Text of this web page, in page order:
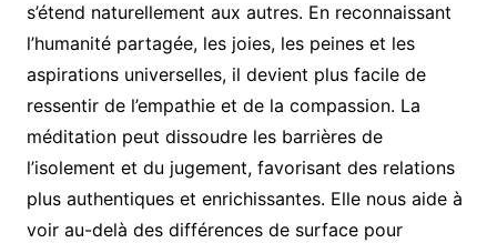
s’étend naturellement aux autres. En reconnaissant
l’humanité partagée, les joies, les peines et les
aspirations universelles, il devient plus facile de
ressentir de l’empathie et de la compassion. La
méditation peut dissoudre les barrières de
l’isolement et du jugement, favorisant des relations
plus authentiques et enrichissantes. Elle nous aide à
voir au-delà des différences de surface pour